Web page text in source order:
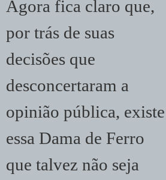
Agora fica claro que,
por trás de suas
decisões que
desconcertaram a
opinião pública, existe
essa Dama de Ferro
que talvez não seja